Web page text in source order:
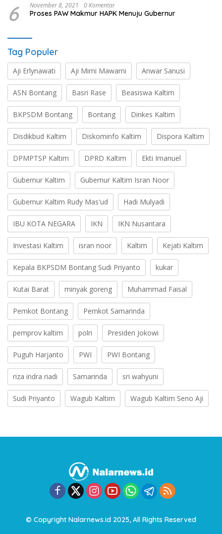
6 November 8, 2021 0 Komentar
Proses PAW Makmur HAPK Menuju Gubernur
Tag Populer
Aji Erlynawati Aji Mirni Mawarni Anwar Sanusi
ASN Bontang Basri Rase Beasiswa Kaltim
BKPSDM Bontang Bontang Dinkes Kaltim
Disdikbud Kaltim Diskominfo Kaltim Dispora Kaltim
DPMPTSP Kaltim DPRD Kaltim Ekti Imanuel
Gubernur Kaltim Gubernur Kaltim Isran Noor
Gubernur Kaltim Rudy Mas'ud Hadi Mulyadi
IBU KOTA NEGARA IKN IKN Nusantara
Investasi Kaltim isran noor Kaltim Kejati Kaltim
Kepala BKPSDM Bontang Sudi Priyanto kukar
Kutai Barat minyak goreng Muhammad Faisal
Pemkot Bontang Pemkot Samarinda
pemprov kaltim polri Presiden Jokowi
Puguh Harjanto PWI PWI Bontang
riza indra riadi Samarinda sri wahyuni
Sudi Priyanto Wagub Kaltim Wagub Kaltim Seno Aji
© Copyright Nalarnews.id 2025, All Rights Reserved